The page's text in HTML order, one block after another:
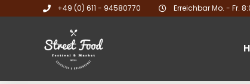
+49 (0) 611 - 94580770 Erreichbar Mo. - Fr.